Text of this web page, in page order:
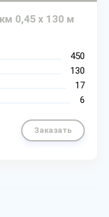
0,45 х 130 м
450
130
17
6
Заказать